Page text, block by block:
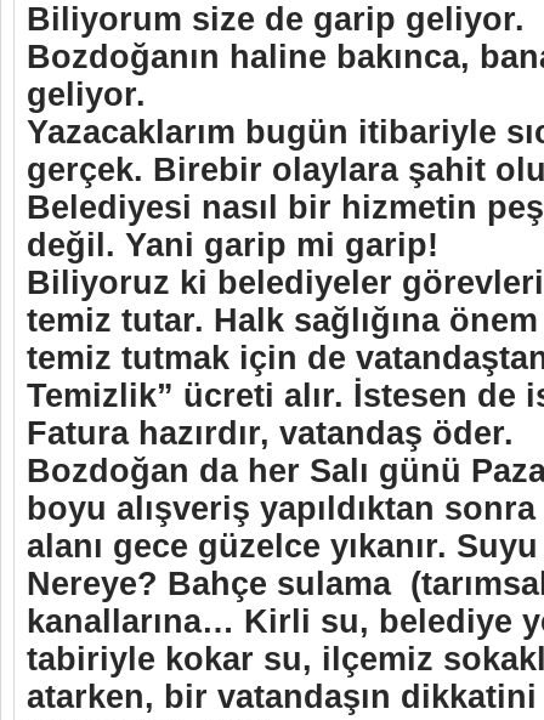
Biliyorum size de garip geliyor.
Bozdoğanın haline bakınca,
geliyor.
Yazacaklarım bugün itibariyle
gerçek. Birebir olaylara şahit
Belediyesi nasıl bir hizmetin
değil. Yani garip mi garip!
Biliyoruz ki belediyeler
temiz tutar. Halk sağlığına
temiz tutmak için de
Temizlik” ücreti alır. İstesen de
Fatura hazırdır, vatandaş öder.
Bozdoğan da her Salı günü
boyu alışveriş yapıldıktan
alanı gece güzelce yıkanır. Suyu
Nereye? Bahçe sulama
kanallarına… Kirli su, belediye
tabiriyle kokar su, ilçemiz
atarken, bir vatandaşın